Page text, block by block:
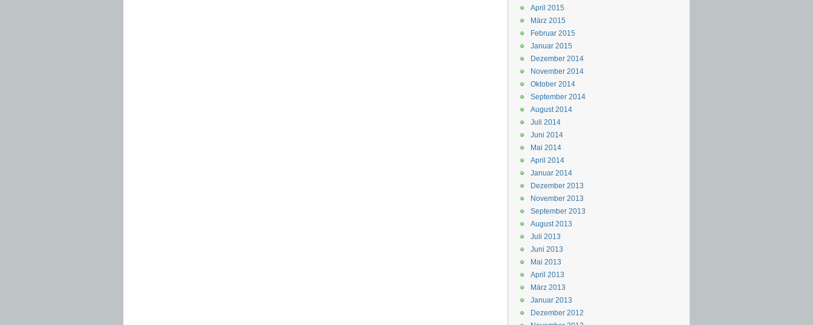
April 2015
März 2015
Februar 2015
Januar 2015
Dezember 2014
November 2014
Oktober 2014
September 2014
August 2014
Juli 2014
Juni 2014
Mai 2014
April 2014
Januar 2014
Dezember 2013
November 2013
September 2013
August 2013
Juli 2013
Juni 2013
Mai 2013
April 2013
März 2013
Januar 2013
Dezember 2012